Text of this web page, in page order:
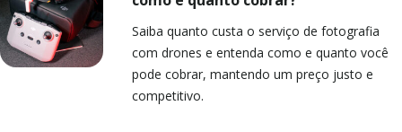
Saiba quanto custa o serviço de fotografia
com drones e entenda como e quanto você
pode cobrar, mantendo um preço justo e
competitivo.